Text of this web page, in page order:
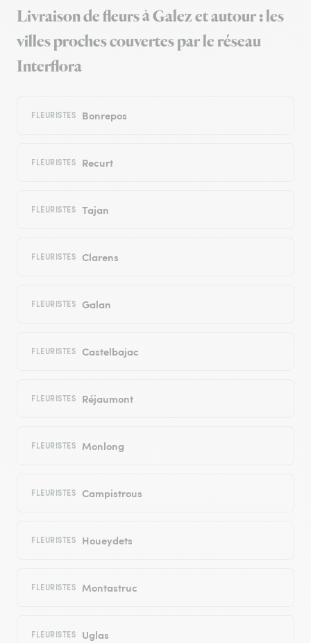
Livraison de fleurs à Galez et autour : les
villes proches couvertes par le réseau
Interflora
FLEURISTES Bonrepos
FLEURISTES Recurt
FLEURISTES Tajan
FLEURISTES Clarens
FLEURISTES Galan
FLEURISTES Castelbajac
FLEURISTES Réjaumont
FLEURISTES Monlong
FLEURISTES Campistrous
FLEURISTES Houeydets
FLEURISTES Montastruc
FLEURISTES Uglas